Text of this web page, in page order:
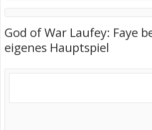
God of War Laufey: Faye
eigenes Hauptspiel